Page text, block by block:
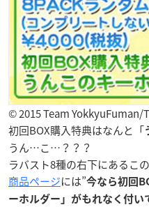
© 2015 Team YokkyuFuman/
初回BOX購入特典はなんと「
うん…こ…？？？
ラバスト8種の右下にあるこ
商品ページには”今なら初回
ーホルダー」がもれなく付い